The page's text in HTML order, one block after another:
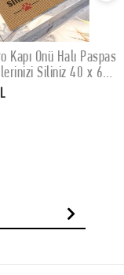
SEPETE EKLE
Kapı Önü Halı Paspas
Siliniz 40 x 60